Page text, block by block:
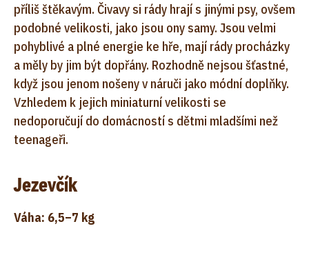
příliš štěkavým. Čivavy si rády hrají s jinými psy, ovšem
podobné velikosti, jako jsou ony samy. Jsou velmi
pohyblivé a plné energie ke hře, mají rády procházky
a měly by jim být dopřány. Rozhodně nejsou šťastné,
když jsou jenom nošeny v náruči jako módní doplňky.
Vzhledem k jejich miniaturní velikosti se
nedoporučují do domácností s dětmi mladšími než
teenageři.
Jezevčík
Váha: 6,5–7 kg